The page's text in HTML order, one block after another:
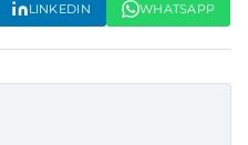
LINKEDIN WHATSAPP